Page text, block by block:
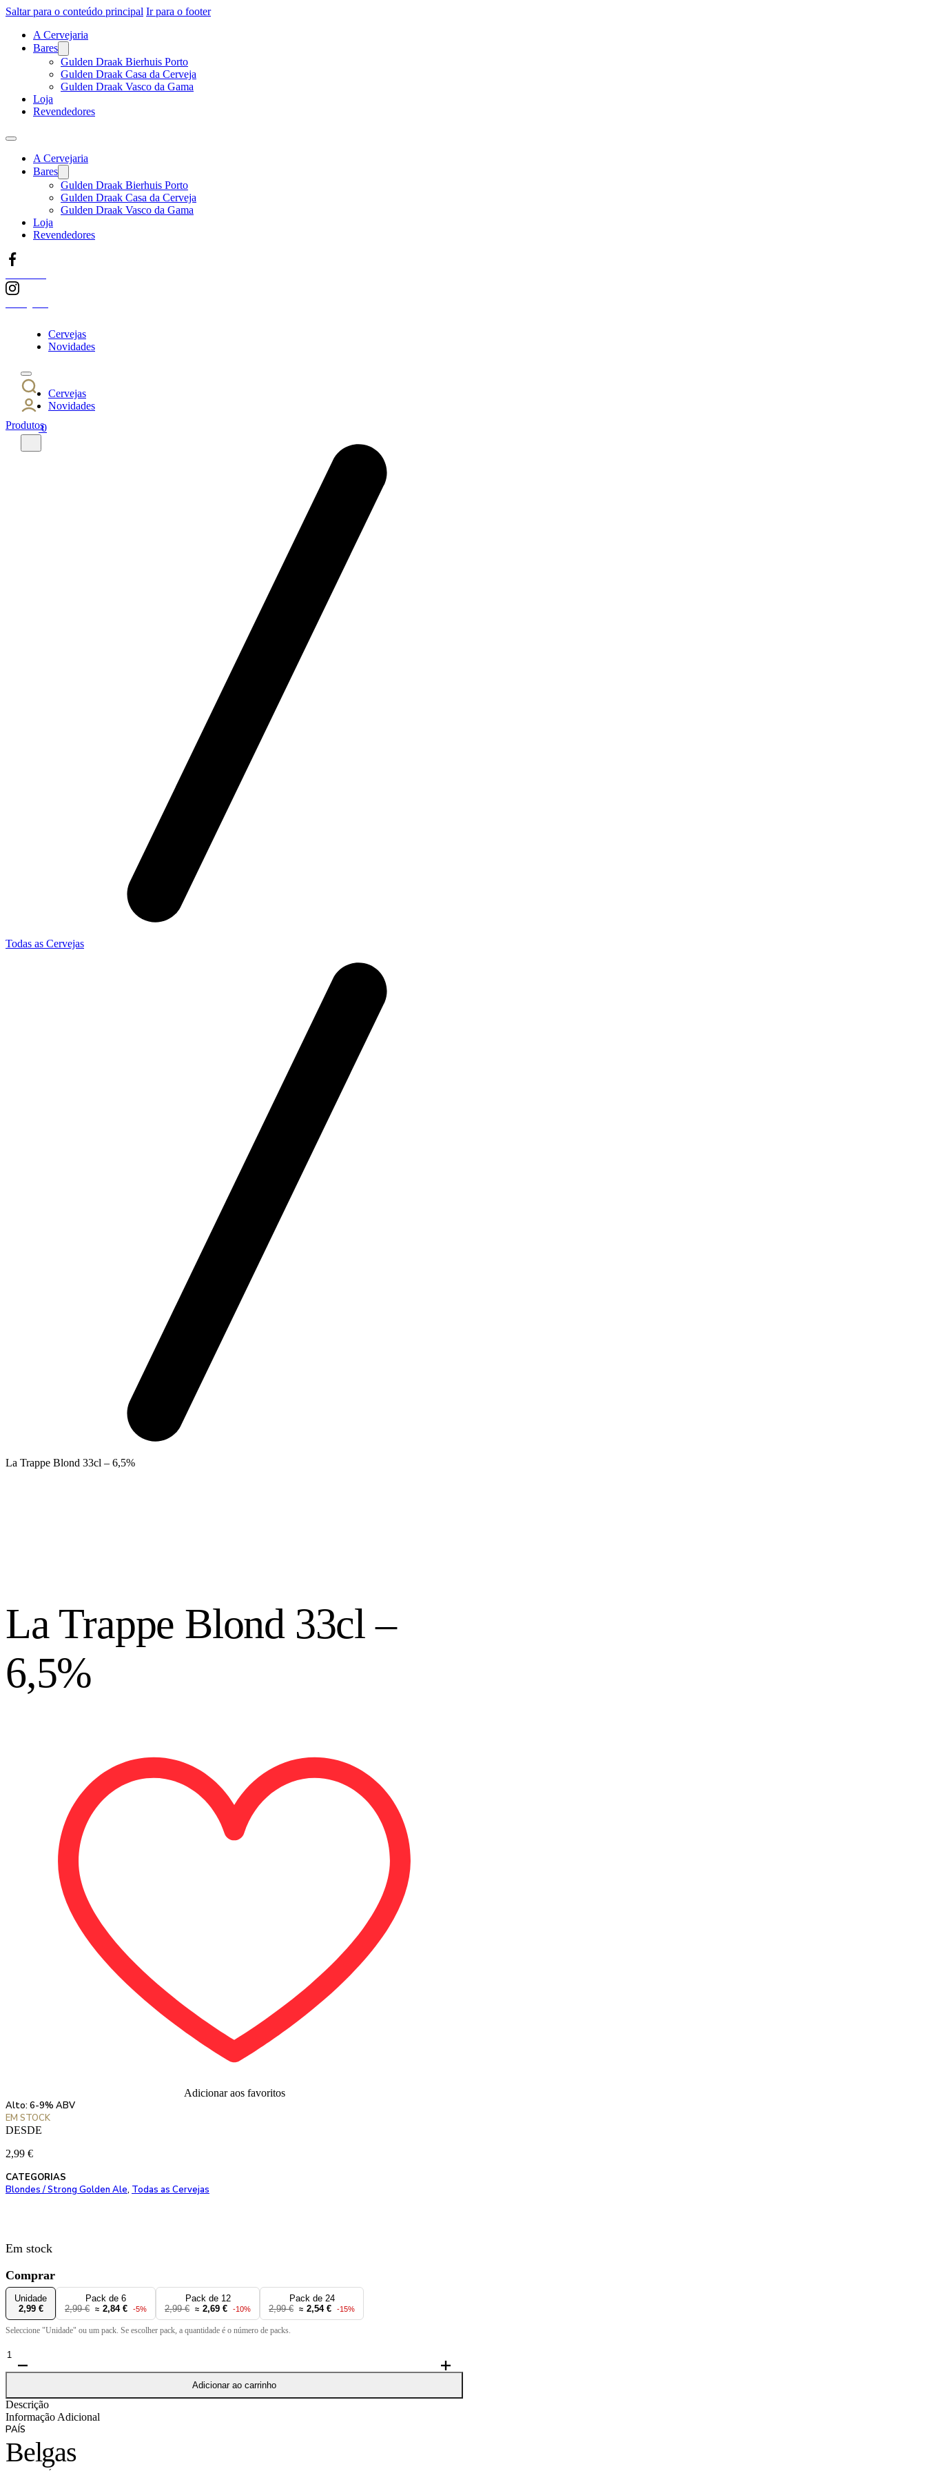
Saltar para o conteúdo principal Ir para o footer
A Cervejaria
Bares
Gulden Draak Bierhuis Porto
Gulden Draak Casa da Cerveja
Gulden Draak Vasco da Gama
Loja
Revendedores
A Cervejaria
Bares
Gulden Draak Bierhuis Porto
Gulden Draak Casa da Cerveja
Gulden Draak Vasco da Gama
Loja
Revendedores
Cervejas
Novidades
Cervejas
Novidades
0
Produtos
Todas as Cervejas
La Trappe Blond 33cl – 6,5%
La Trappe Blond 33cl –
6,5%
Adicionar aos favoritos
Alto: 6-9% ABV
EM STOCK
DESDE
2,99 €
CATEGORIAS
Blondes / Strong Golden Ale, Todas as Cervejas
Em stock
Comprar
Unidade
2,99 €
Pack de 6
2,99 €
≈ 2,84 € -5%
Pack de 12
2,99 €
≈ 2,69 € -10%
Pack de 24
2,99 €
≈ 2,54 € -15%
Seleccione "Unidade" ou um pack. Se escolher pack, a quantidade é o número de packs.
Quantidade
Trappe
Blond
33cl
6,5%
Adicionar ao carrinho
Descrição
Informação Adicional
PAÍS
Belgas